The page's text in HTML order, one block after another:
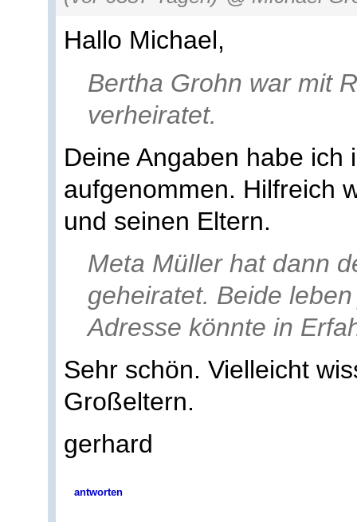
Hallo Michael,
Bertha Grohn war mit
verheiratet.
Deine Angaben habe ich
aufgenommen. Hilfreich
und seinen Eltern.
Meta Müller hat dann
geheiratet. Beide
Adresse könnte in
Sehr schön. Vielleicht
Großeltern.
gerhard
antworten